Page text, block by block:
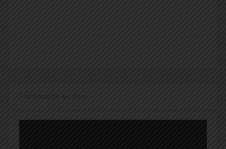
Transmisión en Vivo